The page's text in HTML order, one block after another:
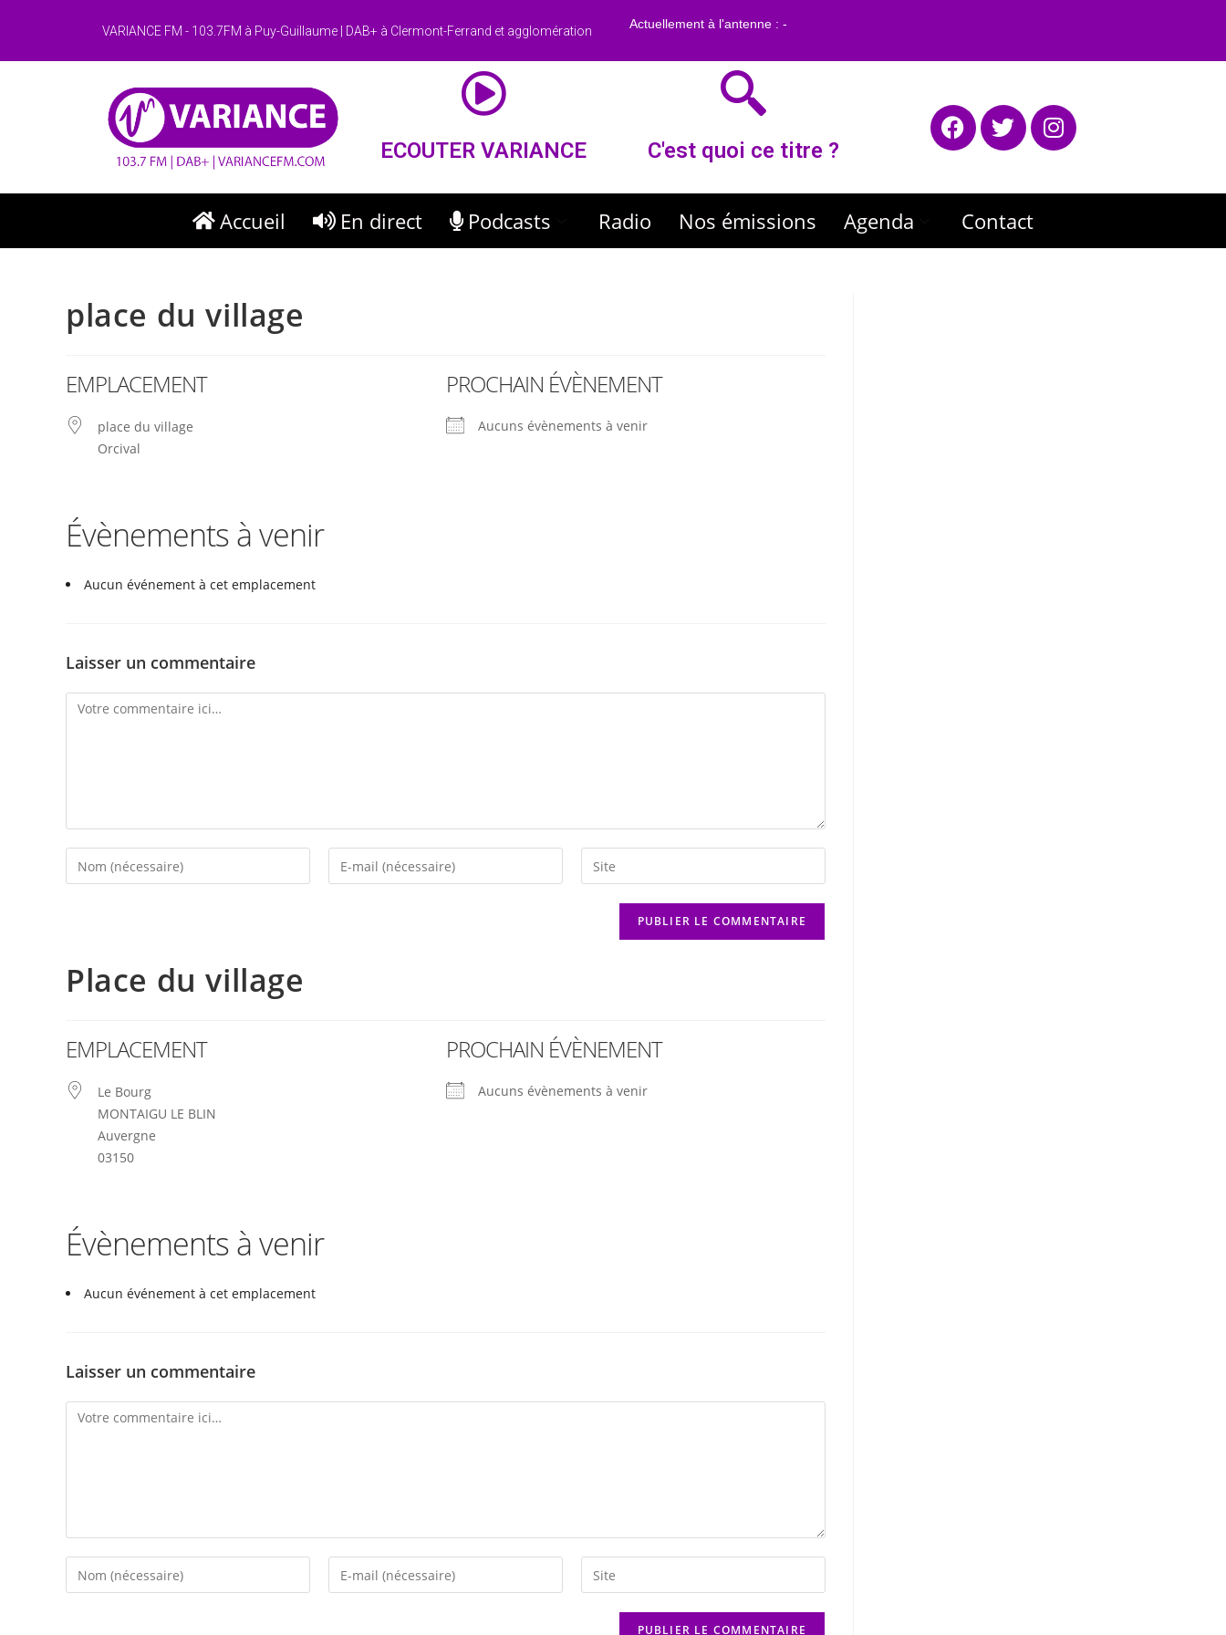
VARIANCE FM - 103.7FM à Puy-Guillaume | DAB+ à Clermont-Ferrand et agglomération
ECOUTER VARIANCE C'est quoi ce titre ?
Accueil En direct Podcasts Radio Nos émissions Agenda Contact
place du village
EMPLACEMENT
place du village
Orcival
PROCHAIN ÉVÈNEMENT
Aucuns évènements à venir
Évènements à venir
Aucun événement à cet emplacement
Laisser un commentaire
Place du village
EMPLACEMENT
Le Bourg
MONTAIGU LE BLIN
Auvergne
03150
PROCHAIN ÉVÈNEMENT
Aucuns évènements à venir
Évènements à venir
Aucun événement à cet emplacement
Laisser un commentaire